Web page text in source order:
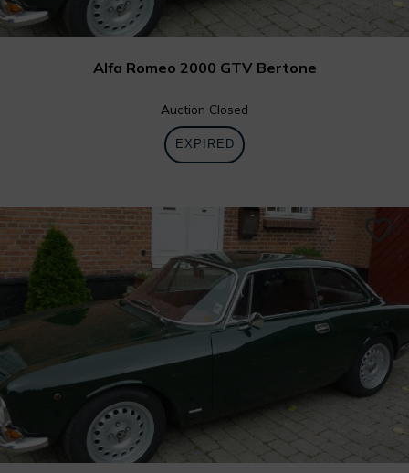
Alfa Romeo 2000 GTV Bertone
Auction Closed
EXPIRED